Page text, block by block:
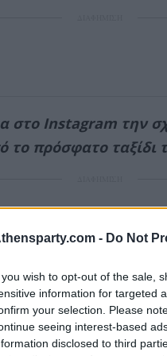
- Do Not
you wish to opt-out of the sale,
information for targeted
your selection. Please
seeing interest-based
disclosed to third
στο Instagram την
πρόσφατο ταξίδι